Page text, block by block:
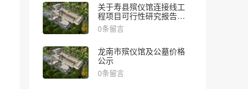
关于寿县殡仪馆连接线工
程项目可行性研究报告的
批复
0条留言
龙南市殡仪馆及公墓价格
公示
0条留言